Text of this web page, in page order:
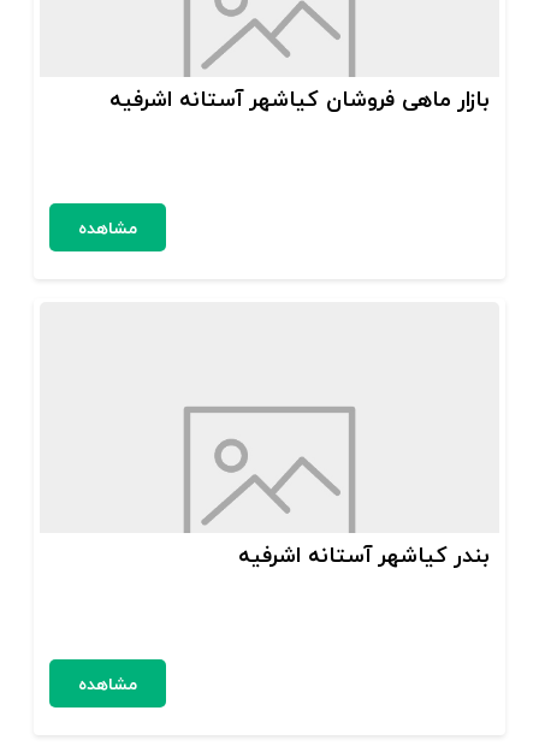
بازار ماهی فروشان کیاشهر آستانه اشرفیه
مشاهده
بندر کیاشهر آستانه اشرفیه
مشاهده